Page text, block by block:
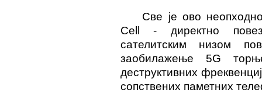
Све је ово
Cell - директно
сателитским низом
заобилажење 5G
деструктивних
сопствених паметних